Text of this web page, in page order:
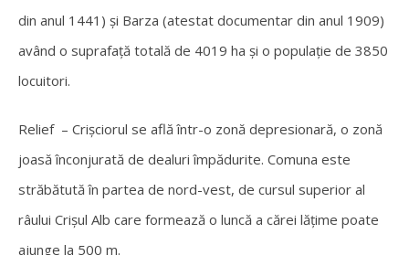
din anul 1441) și Barza (atestat documentar din anul 1909)
având o suprafață totală de 4019 ha și o populație de 3850
locuitori.
Relief – Crișciorul se află într-o zonă depresionară, o zonă
joasă înconjurată de dealuri împădurite. Comuna este
străbătută în partea de nord-vest, de cursul superior al
râului Crișul Alb care formează o luncă a cărei lățime poate
ajunge la 500 m.